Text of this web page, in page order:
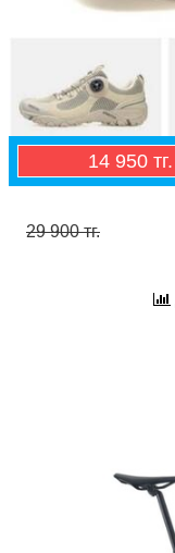
14 950 тг.
29 900 тг.